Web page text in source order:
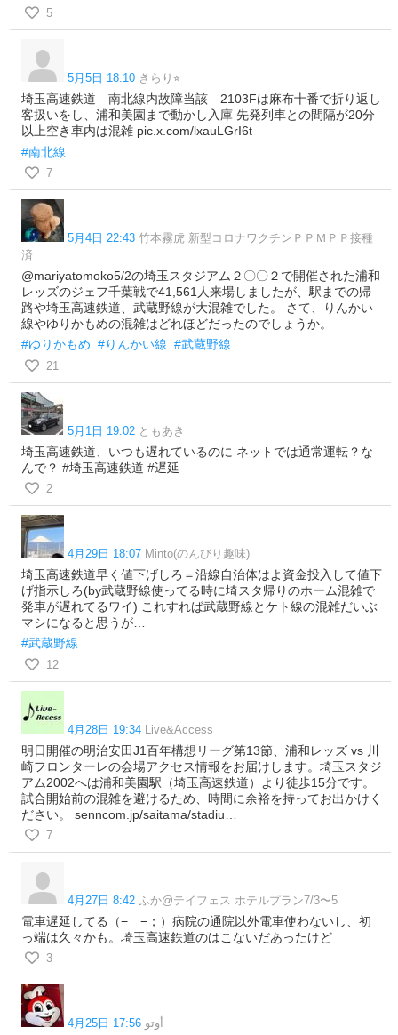
5
5月5日 18:10 きらり⭐︎
埼玉高速鉄道 南北線内故障当該 2103Fは麻布十番で折り返し
客扱いをし、浦和美園まで動かし入庫 先発列車との間隔が20分
以上空き車内は混雑 pic.x.com/lxauLGrI6t
#南北線
7
5月4日 22:43 竹本霧虎 新型コロナワクチンＰＰＭＰＰ接種
済
@mariyatomoko5/2の埼玉スタジアム２〇〇２で開催された浦和
レッズのジェフ千葉戦で41,561人来場しましたが、駅までの帰
路や埼玉高速鉄道、武蔵野線が大混雑でした。 さて、りんかい
線やゆりかもめの混雑はどれほどだったのでしょうか。
#ゆりかもめ #りんかい線 #武蔵野線
21
5月1日 19:02 ともあき
埼玉高速鉄道、いつも遅れているのに ネットでは通常運転？な
んで？ #埼玉高速鉄道 #遅延
2
4月29日 18:07 Minto(のんびり趣味)
埼玉高速鉄道早く値下げしろ＝沿線自治体はよ資金投入して値下
げ指示しろ(by武蔵野線使ってる時に埼スタ帰りのホーム混雑で
発車が遅れてるワイ) これすれば武蔵野線とケト線の混雑だいぶ
マシになると思うが…
#武蔵野線
12
4月28日 19:34 Live&Access
明日開催の明治安田J1百年構想リーグ第13節、浦和レッズ vs 川
崎フロンターレの会場アクセス情報をお届けします。埼玉スタジ
アム2002へは浦和美園駅（埼玉高速鉄道）より徒歩15分です。
試合開始前の混雑を避けるため、時間に余裕を持ってお出かけく
ださい。 senncom.jp/saitama/stadiu…
7
4月27日 8:42 ふか@テイフェス ホテルプラン7/3〜5
電車遅延してる（−＿−；）病院の通院以外電車使わないし、初
っ端は久々かも。埼玉高速鉄道のはこないだあったけど
3
4月25日 17:56 أوتو